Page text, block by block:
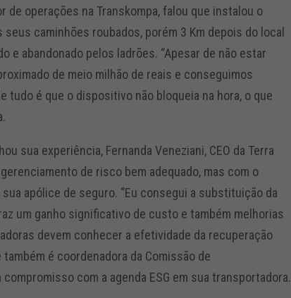
de operações na Transkompa, falou que instalou o
caminhões roubados, porém 3 Km depois do local
e abandonado pelos ladrões. “Apesar de não estar
de meio milhão de reais e conseguimos
tudo é que o dispositivo não bloqueia na hora, o que
sua experiência, Fernanda Veneziani, CEO da Terra
de risco bem adequado, mas com o
apólice de seguro. “Eu consegui a substituição da
um ganho significativo de custo e também melhorias
devem conhecer a efetividade da recuperação
é coordenadora da Comissão de
com a agenda ESG em sua transportadora.